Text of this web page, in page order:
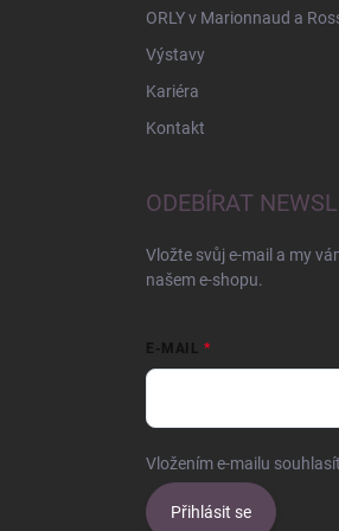
ORLY v Marionnaud a
Výstavy
Kariéra
Kontakt
ODEBÍRAT
Vložte svůj e-mail a my
našem e-shopu.
E-MAIL
Vložením e-mailu
Přihlásit se